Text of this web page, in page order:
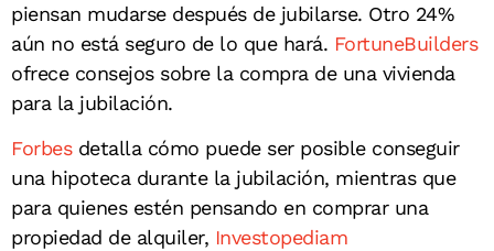
piensan mudarse después de jubilarse. Otro 24%
aún no está seguro de lo que hará. FortuneBuilders
ofrece consejos sobre la compra de una vivienda
para la jubilación.
Forbesdetalla cómo puede ser posible conseguir
una hipoteca durante la jubilación, mientras que
para quienes estén pensando en comprar una
propiedad de alquiler, Investopediam